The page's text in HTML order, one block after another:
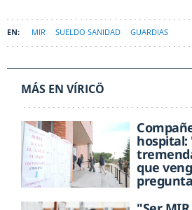
MIR SUELDO SANIDAD GUARDIAS
MÁS EN VÍRICÖ
hospital:
que